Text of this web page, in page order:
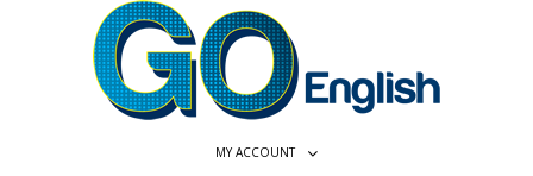
MY ACCOUNT